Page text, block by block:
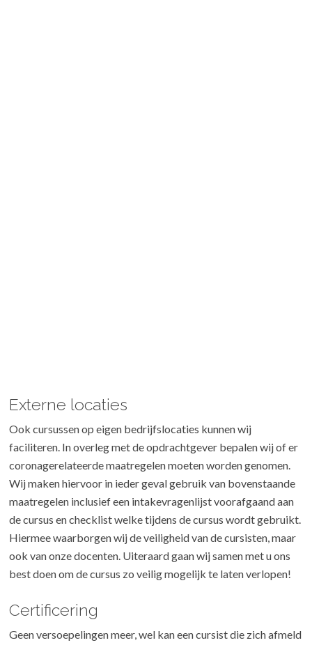
Externe locaties
Ook cursussen op eigen bedrijfslocaties kunnen wij
faciliteren. In overleg met de opdrachtgever bepalen wij of er
coronagerelateerde maatregelen moeten worden genomen.
Wij maken hiervoor in ieder geval gebruik van bovenstaande
maatregelen inclusief een intakevragenlijst voorafgaand aan
de cursus en checklist welke tijdens de cursus wordt gebruikt.
Hiermee waarborgen wij de veiligheid van de cursisten, maar
ook van onze docenten. Uiteraard gaan wij samen met u ons
best doen om de cursus zo veilig mogelijk te laten verlopen!
Certificering
Geen versoepelingen meer, wel kan een cursist die zich afmeld